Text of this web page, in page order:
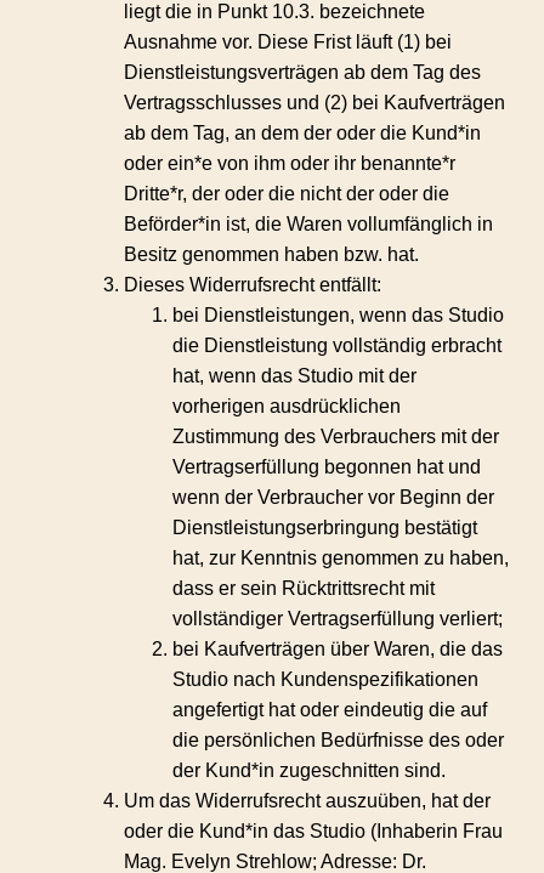
liegt die in Punkt 10.3. bezeichnete
Ausnahme vor. Diese Frist läuft (1) bei
Dienstleistungsverträgen ab dem Tag des
Vertragsschlusses und (2) bei Kaufverträgen
ab dem Tag, an dem der oder die Kund*in
oder ein*e von ihm oder ihr benannte*r
Dritte*r, der oder die nicht der oder die
Beförder*in ist, die Waren vollumfänglich in
Besitz genommen haben bzw. hat.
Dieses Widerrufsrecht entfällt:
bei Dienstleistungen, wenn das Studio
die Dienstleistung vollständig erbracht
hat, wenn das Studio mit der
vorherigen ausdrücklichen
Zustimmung des Verbrauchers mit der
Vertragserfüllung begonnen hat und
wenn der Verbraucher vor Beginn der
Dienstleistungserbringung bestätigt
hat, zur Kenntnis genommen zu haben,
dass er sein Rücktrittsrecht mit
vollständiger Vertragserfüllung verliert;
bei Kaufverträgen über Waren, die das
Studio nach Kundenspezifikationen
angefertigt hat oder eindeutig die auf
die persönlichen Bedürfnisse des oder
der Kund*in zugeschnitten sind.
Um das Widerrufsrecht auszuüben, hat der
oder die Kund*in das Studio (Inhaberin Frau
Mag. Evelyn Strehlow; Adresse: Dr.